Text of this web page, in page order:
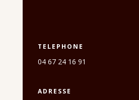
TELEPHONE
04 67 24 16 91
ADRESSE